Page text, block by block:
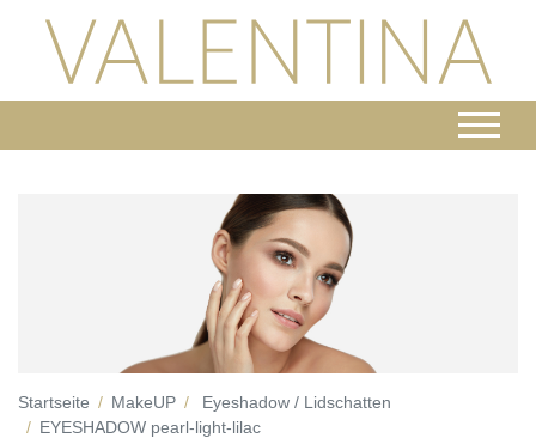
Startseite MakeUP
Eyeshadow / Lidschatten
EYESHADOW pearl-light-lilac